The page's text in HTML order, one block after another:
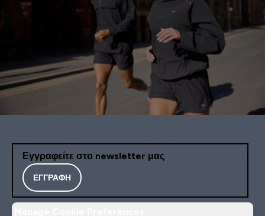
Εγγραφείτε στο newsletter μας
ΕΓΓΡΑΦΉ